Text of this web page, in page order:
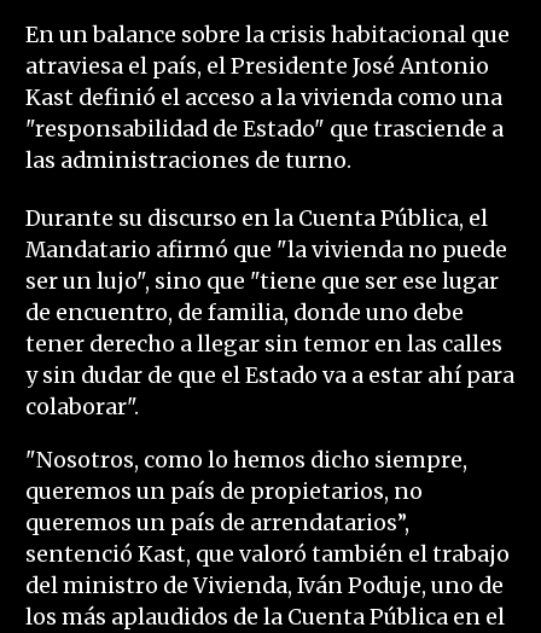
En un balance sobre la crisis habitacional que
atraviesa el país, el Presidente José Antonio
Kast definió el acceso a la vivienda como una
"responsabilidad de Estado" que trasciende a
las administraciones de turno.
Durante su discurso en la Cuenta Pública, el
Mandatario afirmó que "la vivienda no puede
ser un lujo", sino que "tiene que ser ese lugar
de encuentro, de familia, donde uno debe
tener derecho a llegar sin temor en las calles
y sin dudar de que el Estado va a estar ahí para
colaborar".
"Nosotros, como lo hemos dicho siempre,
queremos un país de propietarios, no
queremos un país de arrendatarios”,
sentenció Kast, que valoró también el trabajo
del ministro de Vivienda, Iván Poduje, uno de
los más aplaudidos de la Cuenta Pública en el